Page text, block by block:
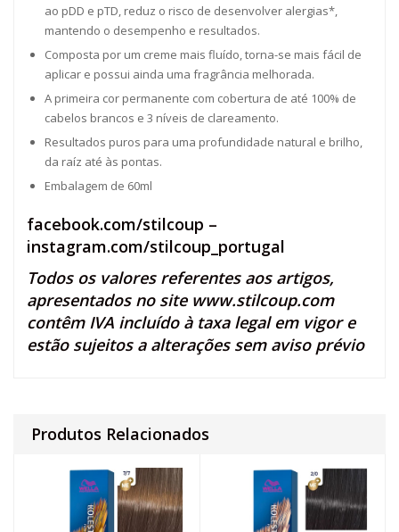
ao pDD e pTD, reduz o risco de desenvolver alergias*,
mantendo o desempenho e resultados.
Composta por um creme mais fluído, torna-se mais fácil de
aplicar e possui ainda uma fragrância melhorada.
A primeira cor permanente com cobertura de até 100% de
cabelos brancos e 3 níveis de clareamento.
Resultados puros para uma profundidade natural e brilho,
da raíz até às pontas.
Embalagem de 60ml
facebook.com/stilcoup –
instagram.com/stilcoup_portugal
Todos os valores referentes aos artigos,
apresentados no site www.stilcoup.com
contêm IVA incluído à taxa legal em vigor e
estão sujeitos a alterações sem aviso prévio
Produtos Relacionados